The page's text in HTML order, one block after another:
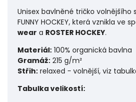
Unisex bavlněné tričko volnějšího
FUNNY HOCKEY, která vznikla ve
wear a ROSTER HOCKEY.
Materiál: 100% organická bavlna
Gramáž: 215 g/m²
Střih: relaxed - volnější, viz
Tabulka velikostí: